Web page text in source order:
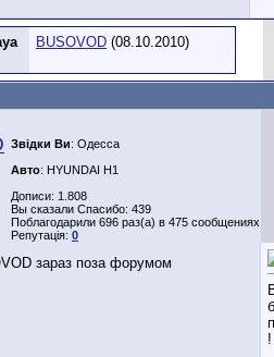
BUSOVOD (08.10.2010)
Звідки Ви: Одесса
Авто: HYUNDAI H1
Дописи: 1.808
Вы сказали Спасибо: 439
Поблагодарили 696 раз(а) в 475 сообщениях
Репутація: 0
!